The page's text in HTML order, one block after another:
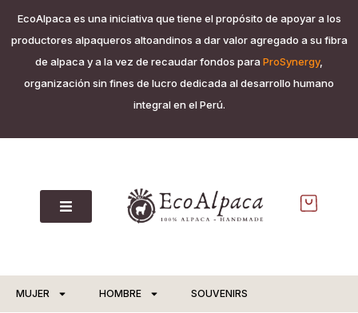
EcoAlpaca es una iniciativa que tiene el propósito de apoyar a los
productores alpaqueros altoandinos a dar valor agregado a su fibra
de alpaca y a la vez de recaudar fondos para ProSynergy,
organización sin fines de lucro dedicada al desarrollo humano
integral en el Perú.
MUJER HOMBRE SOUVENIRS